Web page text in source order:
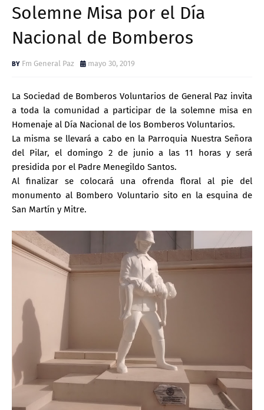
Solemne Misa por el Día
Nacional de Bomberos
Fm General Paz mayo 30, 2019
La Sociedad de Bomberos Voluntarios de General Paz invita
a toda la comunidad a participar de la solemne misa en
Homenaje al Día Nacional de los Bomberos Voluntarios.
La misma se llevará a cabo en la Parroquia Nuestra Señora
del Pilar, el domingo 2 de junio a las 11 horas y será
presidida por el Padre Menegildo Santos.
Al finalizar se colocará una ofrenda floral al pie del
monumento al Bombero Voluntario sito en la esquina de
San Martín y Mitre.